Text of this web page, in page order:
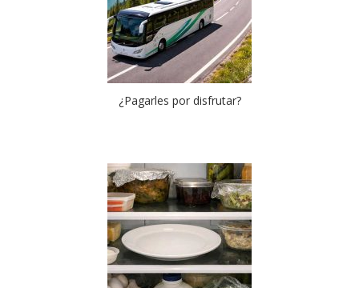
¿Pagarles por disfrutar?